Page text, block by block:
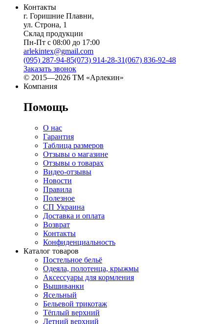
Контакты
г. Горишние Плавни,
ул. Строна, 1
Склад продукции
Пн-Пт с 08:00 до 17:00
arlekintex@gmail.com
(095) 287-94-85(073) 914-28-31(067) 836-92-48
Заказать звонок
© 2015—2026 ТМ «Арлекин»
Компания
Помощь
О нас
Гарантия
Таблица размеров
Отзывы о магазине
Отзывы о товарах
Видео-отзывы
Новости
Правила
Полезное
СП Украина
Доставка и оплата
Возврат
Контакты
Конфиденциальность
Каталог товаров
Постельное бельё
Одеяла, полотенца, крыжмы
Аксессуары для кормления
Вышиванки
Ясельный
Бельевой трикотаж
Тёплый верхний
Летний верхний